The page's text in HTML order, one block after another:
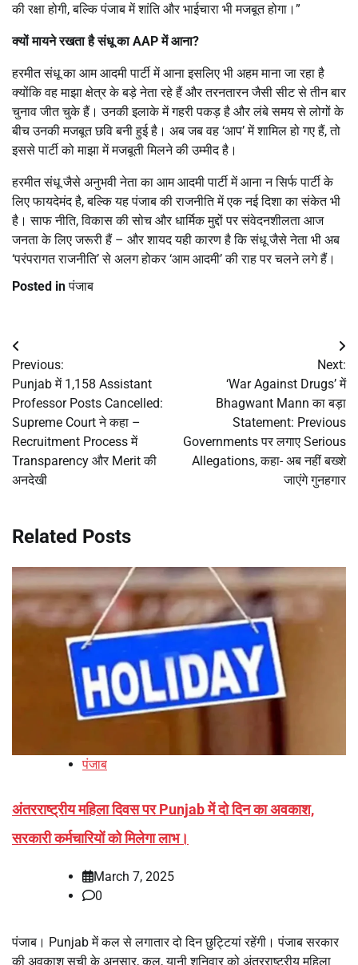
की रक्षा होगी, बल्कि पंजाब में शांति और भाईचारा भी मजबूत होगा।”
क्यों मायने रखता है संधू काAAPमें आना?
हरमीत संधू का आम आदमी पार्टी में आना इसलिए भी अहम माना जा रहा है
क्योंकि वह माझा क्षेत्र के बड़े नेता रहे हैं और तरनतारन जैसी सीट से तीन बार
चुनाव जीत चुके हैं। उनकी इलाके में गहरी पकड़ है और लंबे समय से लोगों के
बीच उनकी मजबूत छवि बनी हुई है। अब जब वह ‘आप’ में शामिल हो गए हैं, तो
इससे पार्टी को माझा में मजबूती मिलने की उम्मीद है।
हरमीत संधू जैसे अनुभवी नेता का आम आदमी पार्टी में आना न सिर्फ पार्टी के
लिए फायदेमंद है, बल्कि यह पंजाब की राजनीति में एक नई दिशा का संकेत भी
है। साफ नीति, विकास की सोच और धार्मिक मुद्दों पर संवेदनशीलता आज
जनता के लिए जरूरी हैं – और शायद यही कारण है कि संधू जैसे नेता भी अब
‘परंपरागत राजनीति’ से अलग होकर ‘आम आदमी’ की राह पर चलने लगे हैं।
Posted inपंजाब
Post
navigation
Previous:
Punjab में 1,158 Assistant
Professor Posts Cancelled:
Supreme Court ने कहा –
Recruitment Process में
Transparency और Merit की
अनदेखी
Next:
‘War Against Drugs’ में
Bhagwant Mann का बड़ा
Statement: Previous
Governments पर लगाए Serious
Allegations, कहा- अब नहीं बख्शे
जाएंगे गुनहगार
Related Posts
पंजाब
अंतरराष्ट्रीय महिला दिवस पर Punjab में दो दिन का अवकाश,
सरकारी कर्मचारियों को मिलेगा लाभ।
March 7, 2025
0
पंजाब। Punjab में कल से लगातार दो दिन छुट्टियां रहेंगी। पंजाब सरकार
की अवकाश सूची के अनुसार, कल, यानी शनिवार को अंतरराष्ट्रीय महिला